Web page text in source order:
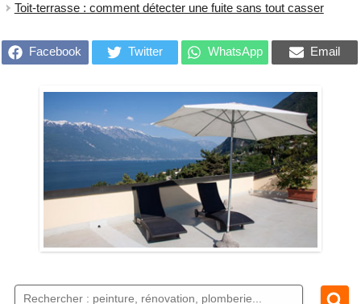
Toit-terrasse : comment détecter une fuite sans tout casser
Facebook Twitter WhatsApp Email